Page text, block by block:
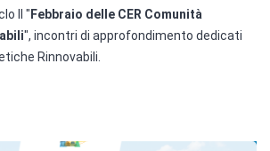
Il " Febbraio delle CER Comunità
", incontri di approfondimento dedicati
Rinnovabili.